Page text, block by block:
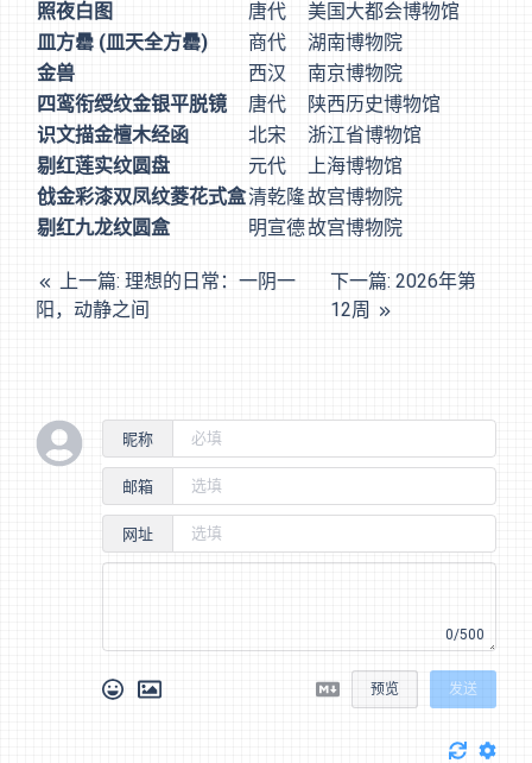
照夜白图
唐代
美国大都会博物馆
皿方罍 (皿天全方罍)
商代
湖南博物院
金兽
西汉
南京博物院
四鸾衔绶纹金银平脱镜
唐代
陕西历史博物馆
识文描金檀木经函
北宋
浙江省博物馆
剔红莲实纹圆盘
元代
上海博物馆
戗金彩漆双凤纹菱花式盒清乾隆故宫博物院
剔红九龙纹圆盒
明宣德故宫博物院
上一篇: 理想的日常：一阴一
阳，动静之间
下一篇: 2026年第
12周
昵称
邮箱
网址
0/500
预览 发送